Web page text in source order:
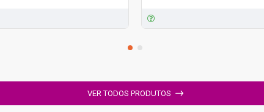
VER TODOS PRODUTOS